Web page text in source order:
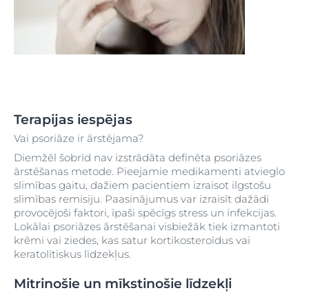
Terapijas iespējas
Vai psoriāze ir ārstējama?
Diemžēl šobrīd nav izstrādāta definēta psoriāzes
ārstēšanas metode. Pieejamie medikamenti atvieglo
slimības gaitu, dažiem pacientiem izraisot ilgstošu
slimības remisiju. Paasinājumus var izraisīt dažādi
provocējoši faktori, īpaši spēcīgs stress un infekcijas.
Lokālai psoriāzes ārstēšanai visbiežāk tiek izmantoti
krēmi vai ziedes, kas satur kortikosteroīdus vai
keratolītiskus līdzekļus.
Mitrinošie un mīkstinošie līdzekļi